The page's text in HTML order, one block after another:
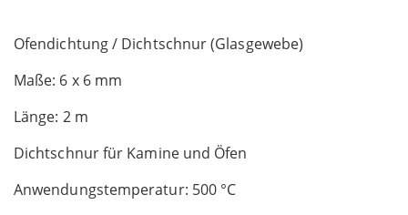
Ofendichtung / Dichtschnur (Glasgewebe)
Maße: 6 x 6 mm
Länge: 2 m
Dichtschnur für Kamine und Öfen
Anwendungstemperatur: 500 °C
gallery
to
beginning
the
images
gallery